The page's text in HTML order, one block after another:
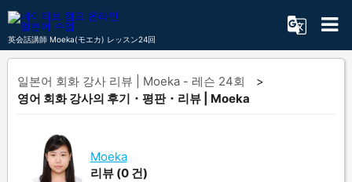
英会話講師 Moeka(モエカ) レッスン24回
일본어 회화 강사 리뷰 | Moeka - 레슨 24회
영어 회화 강사의 후기・평판・리뷰 | Moeka
Moeka
리뷰 (0 건)